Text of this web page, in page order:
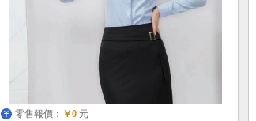
零售報價： ￥0 元